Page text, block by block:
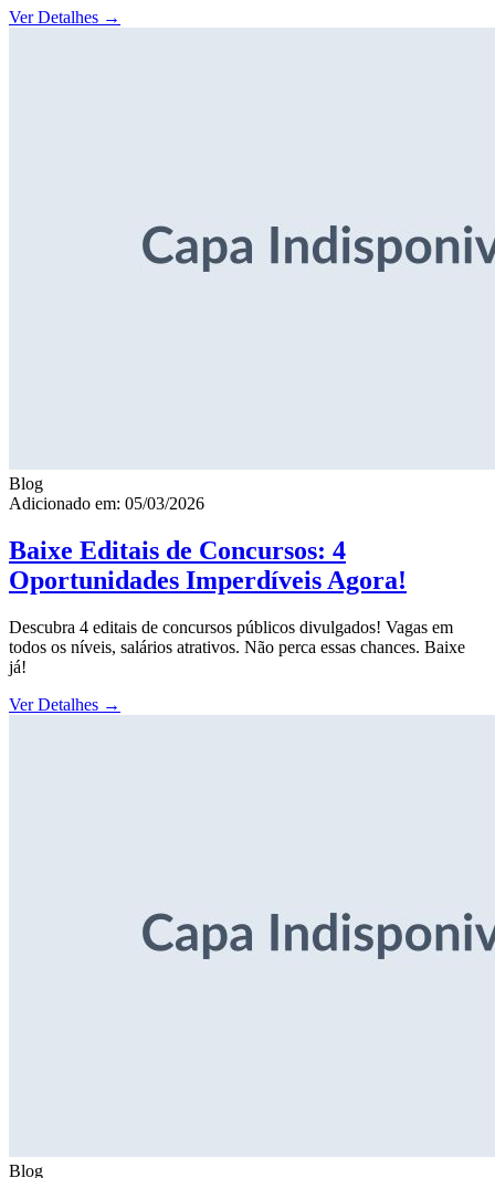
Ver Detalhes →
Blog
Adicionado em: 05/03/2026
Baixe Editais de Concursos: 4
Oportunidades Imperdíveis Agora!
Descubra 4 editais de concursos públicos divulgados! Vagas em
todos os níveis, salários atrativos. Não perca essas chances. Baixe
já!
Ver Detalhes →
Blog